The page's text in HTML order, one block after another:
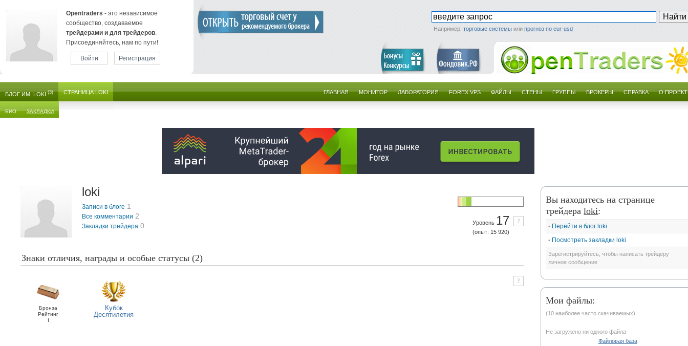
Например: торговые системы или прогноз по eur-usd
Opentraders - это независимое
сообщество, создаваемое
трейдерами и для трейдеров
Присоединяйтесь, нам по пути!
Войти Регистрация
БЛОГ ИМ. LOKI (3) СТРАНИЦА LOKI
БИО ЗАКЛАДКИ
ГЛАВНАЯ МОНИТОР ЛАБОРАТОРИЯ FOREX VPS ФАЙЛЫ СТЕНЫ ГРУППЫ БРОКЕРЫ СПРАВКА О
?
Уровень 17
(опыт: 15 920)
loki
Записи в блоге 1
Все комментарии 2
Закладки трейдера 0
Знаки отличия, награды и особые статусы (2)
?
Бронза
Рейтинг
I
Кубок
Десятилетия
Вы находитесь на странице
трейдераloki:
• Перейти в блог loki
• Посмотреть закладки loki
Зарегистрируйтесь, чтобы написать трейдеру
личное сообщение
Мои файлы:
(10 наиболее часто скачиваемых)
Не загружено ни одного файла
Файловая база